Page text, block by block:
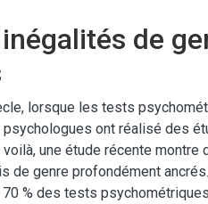
de
lorsque les tests
psychologues ont réalisé des
une étude récente
de genre profondément
% des tests